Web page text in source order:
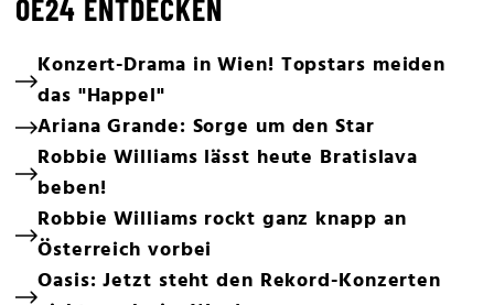
OE24 ENTDECKEN
Konzert-Drama in Wien! Topstars meiden
das "Happel"
Ariana Grande: Sorge um den Star
Robbie Williams lässt heute Bratislava
beben!
Robbie Williams rockt ganz knapp an
Österreich vorbei
Oasis: Jetzt steht den Rekord-Konzerten